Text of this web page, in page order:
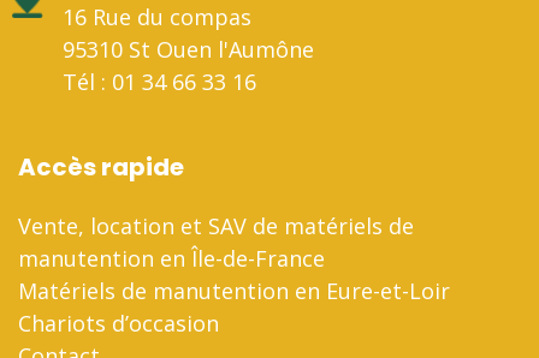
16 Rue du compas
95310 St Ouen l'Aumône
Tél : 01 34 66 33 16
Accès rapide
Vente, location et SAV de matériels de
manutention en Île-de-France
Matériels de manutention en Eure-et-Loir
Chariots d’occasion